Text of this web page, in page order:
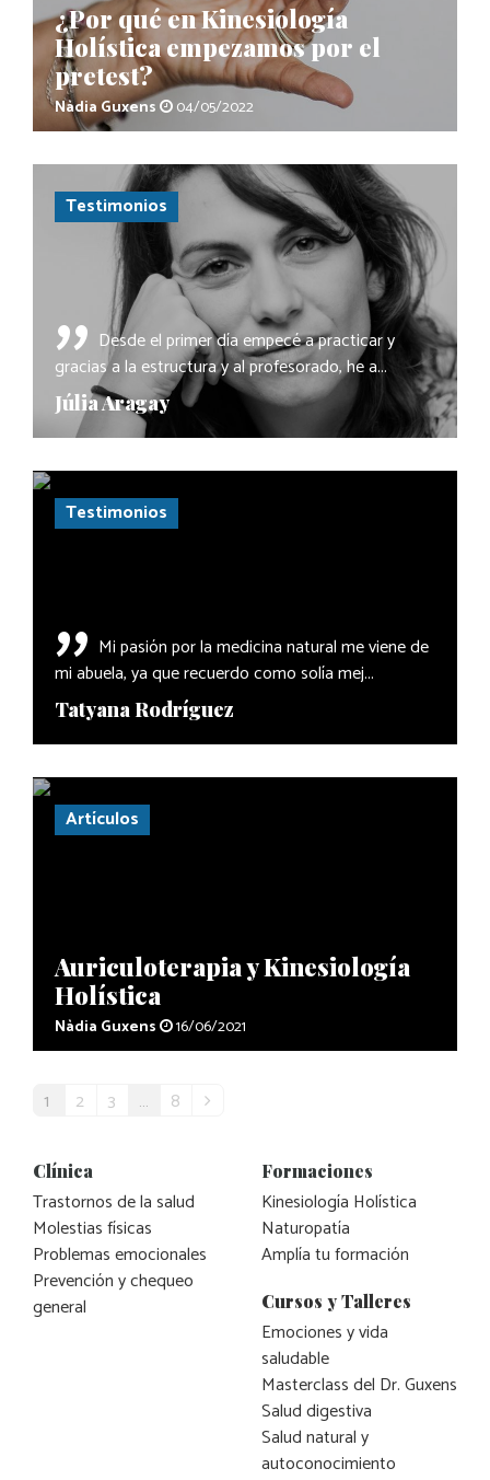
¿Por qué en Kinesiología
Holística empezamos por el
pretest?
Nàdia Guxens 04/05/2022
Testimonios
" Desde el primer día empecé a practicar y
gracias a la estructura y al profesorado, he a...
Júlia Aragay
Testimonios
" Mi pasión por la medicina natural me viene de
mi abuela, ya que recuerdo como solía mej...
Tatyana Rodríguez
Artículos
Auriculoterapia y Kinesiología
Holística
Nàdia Guxens 16/06/2021
1 2 3 … 8
Clínica
Trastornos de la salud
Molestias físicas
Problemas emocionales
Prevención y chequeo
general
Formaciones
Kinesiología Holística
Naturopatía
Amplía tu formación
Cursos y Talleres
Emociones y vida
saludable
Masterclass del Dr. Guxens
Salud digestiva
Salud natural y
autoconocimiento